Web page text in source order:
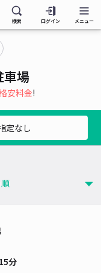
検索 ログイン メニュー
車場
安料金!
定なし
分